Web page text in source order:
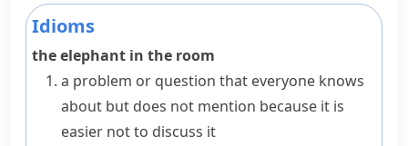
Idioms
the elephant in the room
a problem or question that everyone knows
about but does not mention because it is
easier not to discuss it